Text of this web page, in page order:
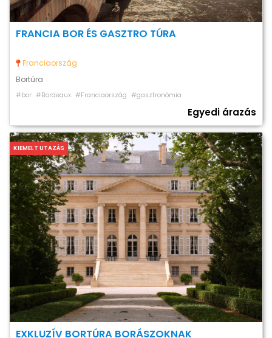
FRANCIA BOR ÉS GASZTRO TÚRA
Franciaország
Bortúra
#bor #Bordeaux #Franciaország #gasztronómia
Egyedi árazás
KIEMELT UTAZÁS
EXKLUZÍV BORTÚRA BORÁSZOKNAK